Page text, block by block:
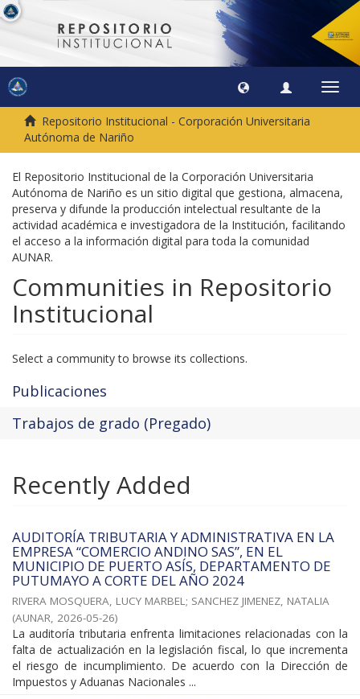
Repositorio Institucional - Corporación Universitaria
Autónoma de Nariño
El Repositorio Institucional de la Corporación Universitaria
Autónoma de Nariño es un sitio digital que gestiona, almacena,
preserva y difunde la producción intelectual resultante de la
actividad académica e investigadora de la Institución, facilitando
el acceso a la información digital para toda la comunidad
AUNAR.
Communities in Repositorio
Institucional
Select a community to browse its collections.
Publicaciones
Trabajos de grado (Pregado)
Recently Added
AUDITORÍA TRIBUTARIA Y ADMINISTRATIVA EN LA
EMPRESA “COMERCIO ANDINO SAS”, EN EL
MUNICIPIO DE PUERTO ASÍS, DEPARTAMENTO DE
PUTUMAYO A CORTE DEL AÑO 2024
RIVERA MOSQUERA, LUCY MARBEL; SANCHEZ JIMENEZ, NATALIA
(AUNAR, 2026-05-26)
La auditoría tributaria enfrenta limitaciones relacionadas con la
falta de actualización en la legislación fiscal, lo que incrementa
el riesgo de incumplimiento. De acuerdo con la Dirección de
Impuestos y Aduanas Nacionales ...